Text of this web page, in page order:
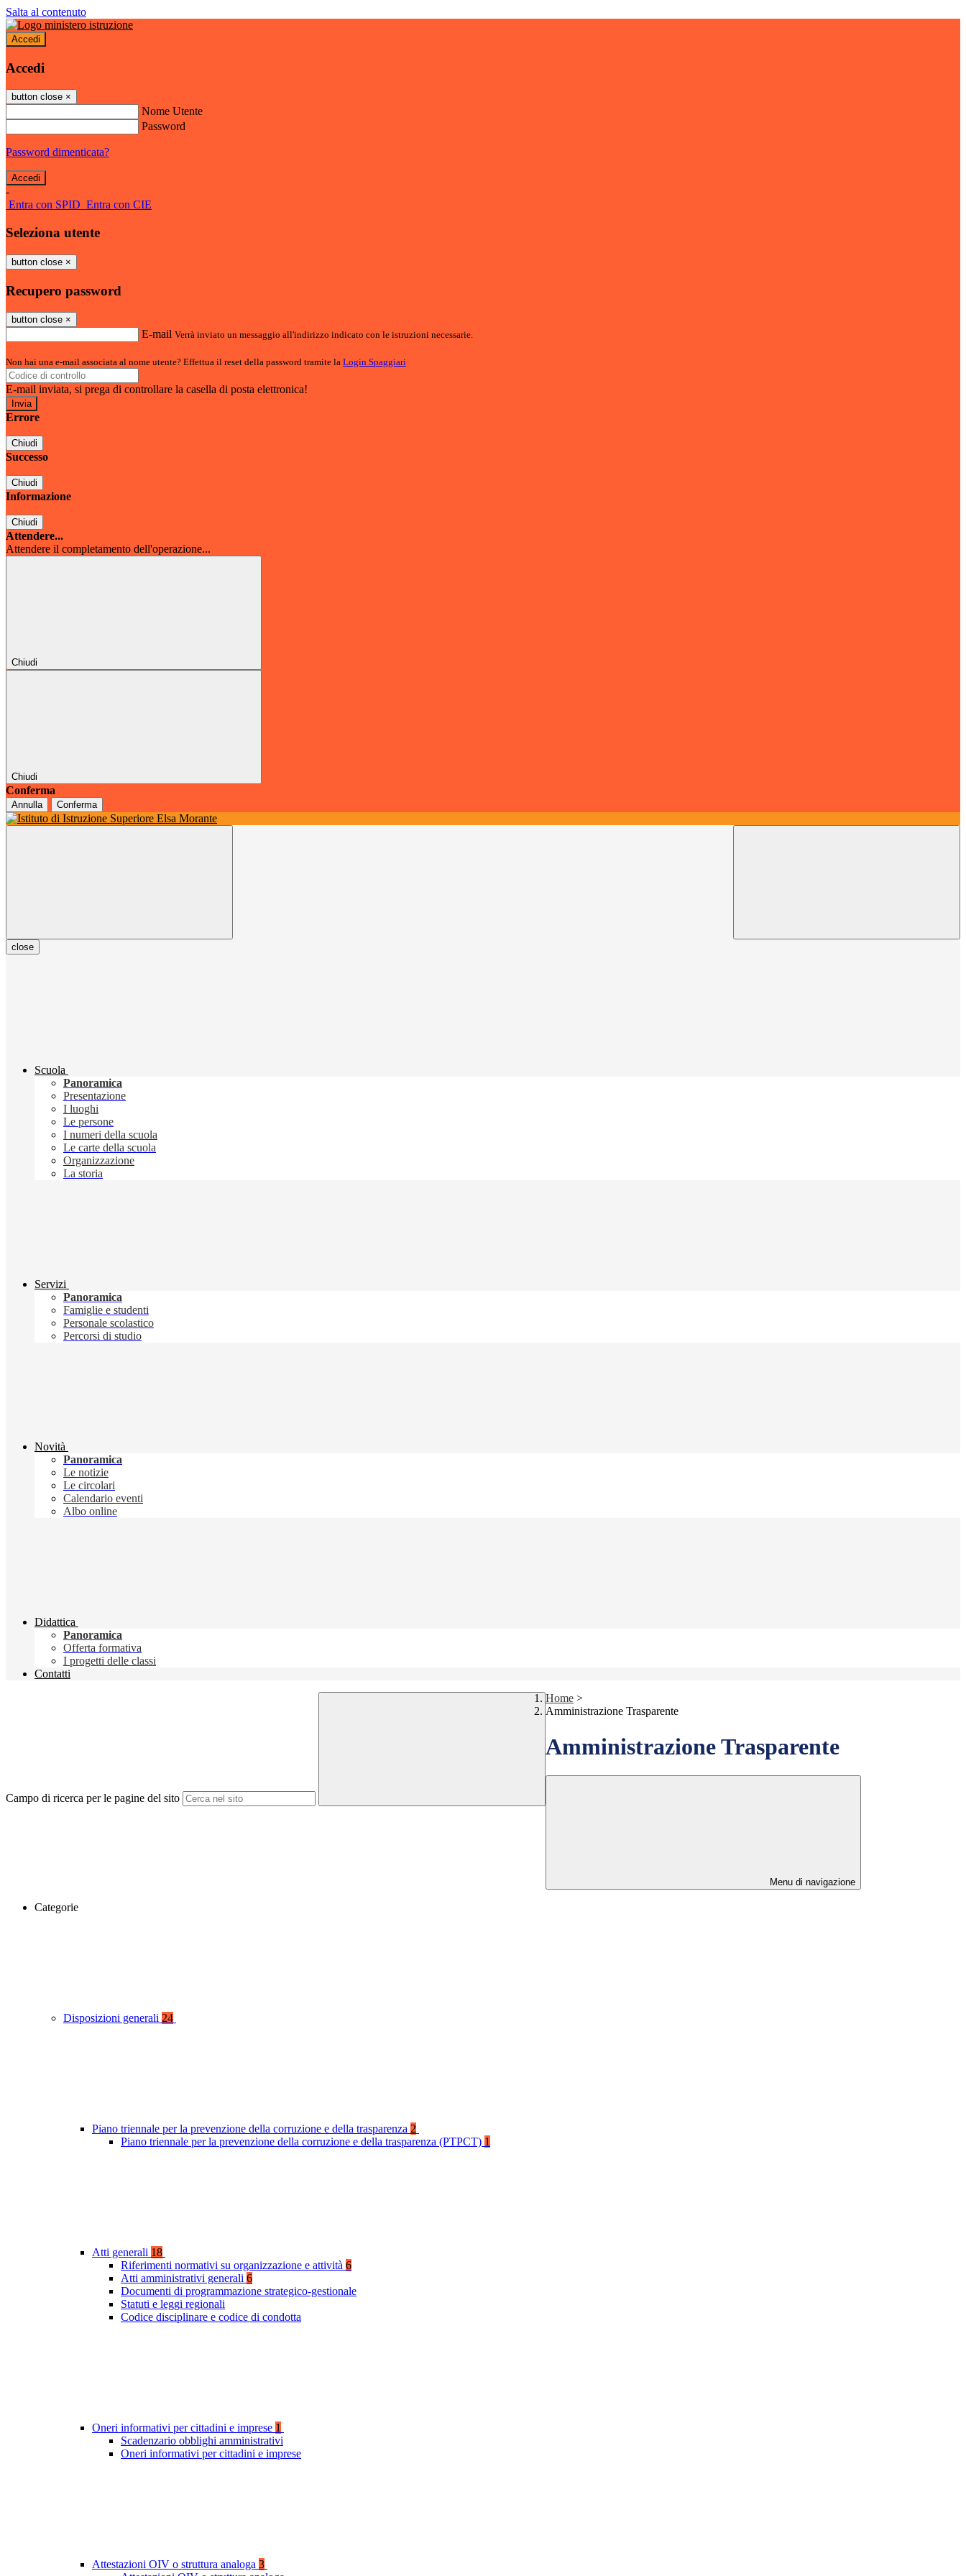
Salta al contenuto
Accedi
Accedi
button close ×
Nome Utente
Password
Password dimenticata?
-
Entra con SPID Entra con CIE
Seleziona utente
button close ×
Recupero password
button close ×
E-mail Verrà inviato un messaggio all'indirizzo indicato con le istruzioni necessarie.
Non hai una e-mail associata al nome utente? Effettua il reset della password tramite la Login Spaggiari
E-mail inviata, si prega di controllare la casella di posta elettronica!
Errore
Chiudi
Successo
Chiudi
Informazione
Chiudi
Attendere...
Attendere il completamento dell'operazione...
Chiudi
Chiudi
Conferma
Annulla Conferma
close
Scuola
Panoramica
Presentazione
I luoghi
Le persone
I numeri della scuola
Le carte della scuola
Organizzazione
La storia
Servizi
Panoramica
Famiglie e studenti
Personale scolastico
Percorsi di studio
Novità
Panoramica
Le notizie
Le circolari
Calendario eventi
Albo online
Didattica
Panoramica
Offerta formativa
I progetti delle classi
Contatti
Campo di ricerca per le pagine del sito
Home >
Amministrazione Trasparente
Amministrazione Trasparente
Menu di navigazione
Categorie
Disposizioni generali 24
Piano triennale per la prevenzione della corruzione e della trasparenza 2
Piano triennale per la prevenzione della corruzione e della trasparenza (PTPCT) 1
Atti generali 18
Riferimenti normativi su organizzazione e attività 6
Atti amministrativi generali 6
Documenti di programmazione strategico-gestionale
Statuti e leggi regionali
Codice disciplinare e codice di condotta
Oneri informativi per cittadini e imprese 1
Scadenzario obblighi amministrativi
Oneri informativi per cittadini e imprese
Attestazioni OIV o struttura analoga 3